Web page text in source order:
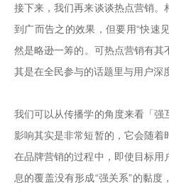
接下来，我们再来谈谈热点营销。
到广而告之的效果，但要用“快速
然是略逊一筹的。可热点营销有
其是在全民参与的话题里与用户深
我们可以从传播学的角度来看「强
影响其实是非常短暂的，它会随着
在品牌营销的过程中，即使目标
息的覆盖没有形成“强关系”的黏